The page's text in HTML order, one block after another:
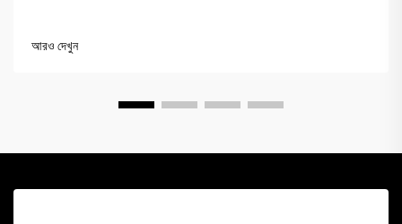
আরও দেখুন